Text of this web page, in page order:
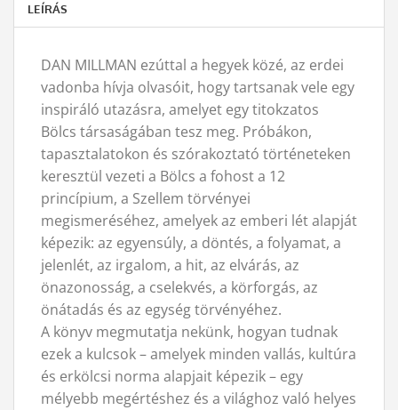
LEÍRÁS
DAN MILLMAN ezúttal a hegyek közé, az erdei
vadonba hívja olvasóit, hogy tartsanak vele egy
inspiráló utazásra, amelyet egy titokzatos
Bölcs társaságában tesz meg. Próbákon,
tapasztalatokon és szórakoztató történeteken
keresztül vezeti a Bölcs a fohost a 12
princípium, a Szellem törvényei
megismeréséhez, amelyek az emberi lét alapját
képezik: az egyensúly, a döntés, a folyamat, a
jelenlét, az irgalom, a hit, az elvárás, az
önazonosság, a cselekvés, a körforgás, az
önátadás és az egység törvényéhez.
A könyv megmutatja nekünk, hogyan tudnak
ezek a kulcsok – amelyek minden vallás, kultúra
és erkölcsi norma alapjait képezik – egy
mélyebb megértéshez és a világhoz való helyes